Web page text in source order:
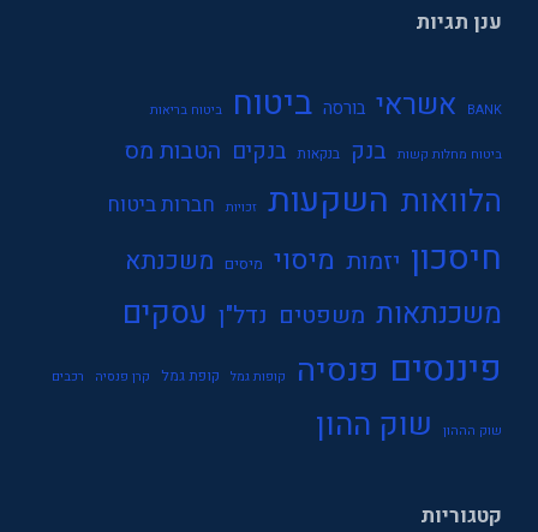
ענן תגיות
BANK אשראי בורסה ביטוח ביטוח בריאות
ביטוח מחלות קשות בנק בנקאות בנקים הטבות מס
הלוואות השקעות זכויות חברות ביטוח
חיסכון יזמות מיסוי מיסים משכנתא
משכנתאות משפטים נדל"ן עסקים
פיננסים פנסיה קופות גמל קופת גמל קרן פנסיה רכבים
שוק הההון שוק ההון
קטגוריות